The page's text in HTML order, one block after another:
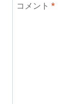
コメント *